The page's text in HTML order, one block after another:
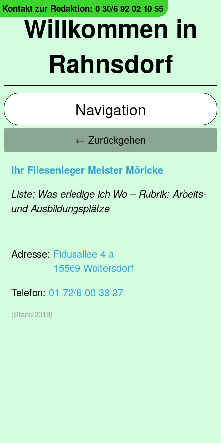
Willkommen in
Rahnsdorf
Kontakt zur Redaktion: 0 30/6 92 02 10 55
Navigation
← Zurückgehen
Ihr Fliesenleger Meister Möricke
Liste: Was erledige ich Wo – Rubrik: Arbeits-
und Ausbildungsplätze
Adresse: Fidusallee 4 a
15569 Woltersdorf
Telefon: 01 72/6 00 38 27
(Stand 2019)